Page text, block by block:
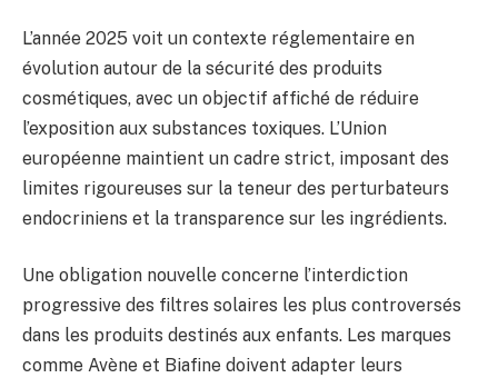
L’année 2025 voit un contexte réglementaire en
évolution autour de la sécurité des produits
cosmétiques, avec un objectif affiché de réduire
l’exposition aux substances toxiques. L’Union
européenne maintient un cadre strict, imposant des
limites rigoureuses sur la teneur des perturbateurs
endocriniens et la transparence sur les ingrédients.
Une obligation nouvelle concerne l’interdiction
progressive des filtres solaires les plus controversés
dans les produits destinés aux enfants. Les marques
comme Avène et Biafine doivent adapter leurs